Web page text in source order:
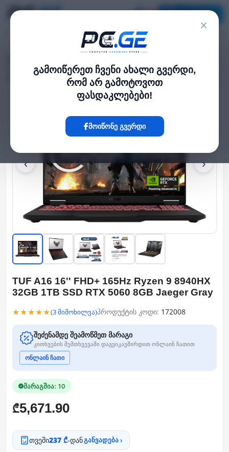
×
გამოიწერეთ ჩვენი ახალი გვერდი,
რომ არ გამოტოვოთ
ფასდაკლებები!
მოიწონე გვერდი
TUF A16 16'' FHD+ 165Hz Ryzen 9 8940HX 32GB 1TB SSD RTX 5060 8GB
Jaeger Gray
‹ ›
TUF A16 16'' FHD+ 165Hz Ryzen 9 8940HX
32GB 1TB SSD RTX 5060 8GB Jaeger Gray
★★★★★(3 მიმოხილვა)პროდუქტის კოდი: 172008
შეძენამდე შეამოწმეთ მარაგი
კითხვების შემთხვევაში დაგვიკავშირდით ონლაინ ჩათით
ონლაინ ჩათი
მარაგშია: 10
₾5,671.90
თვეში237 ₾-დანგანვადება ›